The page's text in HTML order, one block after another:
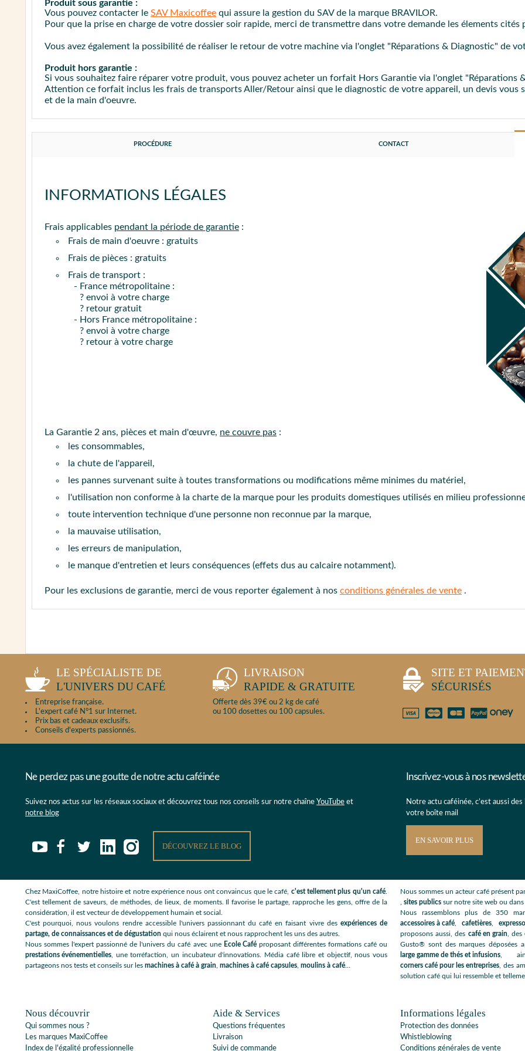
Dans tous les cas, munissez-vous d'une brosse d'entretienafin de nettoyer le groupe café, les filtres et porte-
Produit sous garantie :
Vous pouvez contacter le SAV Maxicoffee qui assure la gestion du SAV de la marque BRAVILOR.
Pour que la prise en charge de votre dossier soir rapide, merci de transmettre dans votre demande les élements cités
Vous avez également la possibilité de réaliser le retour de votre machine via l'onglet "Réparations & Diagnostic" de
Produit hors garantie :
Si vous souhaitez faire réparer votre produit, vous pouvez acheter un forfait Hors Garantie via l'onglet "Réparations
Attention ce forfait inclus les frais de transports Aller/Retour ainsi que le diagnostic de votre appareil, un devis vous
et de la main d'oeuvre.
PROCÉDURE CONTACT
INFORMATIONS LÉGALES
Frais applicables pendant la période de garantie :
Frais de main d'oeuvre : gratuits
Frais de pièces : gratuits
Frais de transport :
- France métropolitaine :
? envoi à votre charge
? retour gratuit
- Hors France métropolitaine :
? envoi à votre charge
? retour à votre charge
La Garantie 2 ans, pièces et main d'œuvre, ne couvre pas :
les consommables,
la chute de l'appareil,
les pannes survenant suite à toutes transformations ou modifications même minimes du matériel,
l'utilisation non conforme à la charte de la marque pour les produits domestiques utilisés en milieu
toute intervention technique d'une personne non reconnue par la marque,
la mauvaise utilisation,
les erreurs de manipulation,
le manque d'entretien et leurs conséquences (effets dus au calcaire notamment).
Pour les exclusions de garantie, merci de vous reporter également à nos conditions générales de vente .
LE SPÉCIALISTE DE
L'UNIVERS DU CAFÉ
Entreprise française.
L'expert café N°1 sur Internet.
Prix bas et cadeaux exclusifs.
Conseils d'experts passionnés.
LIVRAISON
RAPIDE & GRATUITE
Offerte dès 39€ ou 2 kg de café
ou 100 dosettes ou 100 capsules.
SITE ET
SÉCURISÉS
Ne perdez pas une goutte de notre actu caféinée
Suivez nos actus sur les réseaux sociaux et découvrez tous nos conseils sur notre chaîne YouTube et
notre blog
DÉCOUVREZ LE BLOG
Inscrivez-vous à nos
Notre actu caféinée, c’est aussi
votre boîte mail
EN SAVOIR PLUS
Chez MaxiCoffee, notre histoire et notre expérience nous ont convaincus que le café, c'est tellement plus qu'un café.
C'est tellement de saveurs, de méthodes, de lieux, de moments. Il favorise le partage, rapproche les gens, offre de la
considération, il est vecteur de développement humain et social.
C'est pourquoi, nous voulons rendre accessible l'univers passionnant du café en faisant vivre des expériences de
partage, de connaissances et de dégustation qui nous éclairent et nous rapprochent les uns des autres.
Nous sommes l'expert passionné de l'univers du café avec une Ecole Caféproposant différentes formations café ou
prestations événementielles , une torréfaction, un incubateur d'innovations. Média café libre et objectif, nous vous
partageons nos tests et conseils sur les machines à café à grain machines à café capsules moulins à café...
Nous sommes un acteur café présent
sites publics sur notre site web ou
Nous rassemblons plus de 350
accessoires à café
cafetières
proposons aussi, des café en grain, des
Gusto® sont des marques déposées
large gamme de thés et infusions ,
corners café pour les entreprises , des
solution café qui lui ressemble et
Nous découvrir
Qui sommes nous ?
Les marques MaxiCoffee
Index de l'égalité professionnelle
Aide & Services
Questions fréquentes
Livraison
Suivi de commande
Informations légales
Protection des données
Whistleblowing
Conditions générales de vente